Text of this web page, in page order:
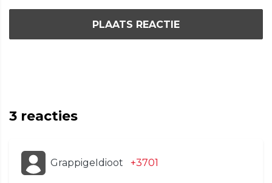
PLAATS REACTIE
3 reacties
GrappigeIdioot +3701